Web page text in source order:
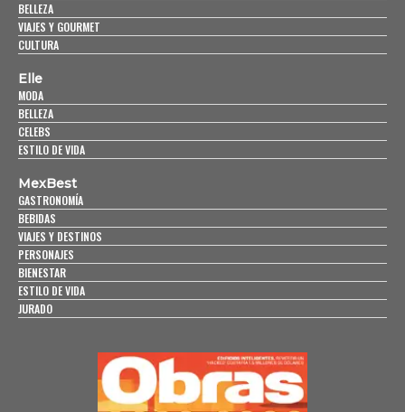
BELLEZA
VIAJES Y GOURMET
CULTURA
Elle
MODA
BELLEZA
CELEBS
ESTILO DE VIDA
MexBest
GASTRONOMÍA
BEBIDAS
VIAJES Y DESTINOS
PERSONAJES
BIENESTAR
ESTILO DE VIDA
JURADO